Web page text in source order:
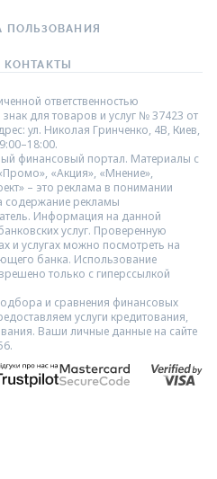
ПОЛЬЗОВАНИЯ
КОНТАКТЫ
ответственностью
для товаров и услуг № 37423 от
ул. Николая Гринченко, 4В, Киев,
финансовый портал. Материалы с
«Акция», «Мнение»,
– это реклама в понимании
содержание рекламы
Информация на данной
услуг. Проверенную
и услугах можно посмотреть на
банка. Использование
только с гиперссылкой
и сравнения финансовых
услуги кредитования,
Ваши личные данные на сайте